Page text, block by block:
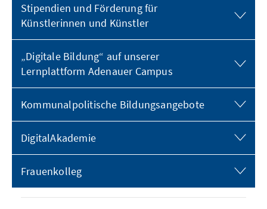
Stipendien und Förderung für
Künstlerinnen und Künstler
„Digitale Bildung“ auf unserer
Lernplattform Adenauer Campus
Kommunalpolitische Bildungsangebote
DigitalAkademie
Frauenkolleg